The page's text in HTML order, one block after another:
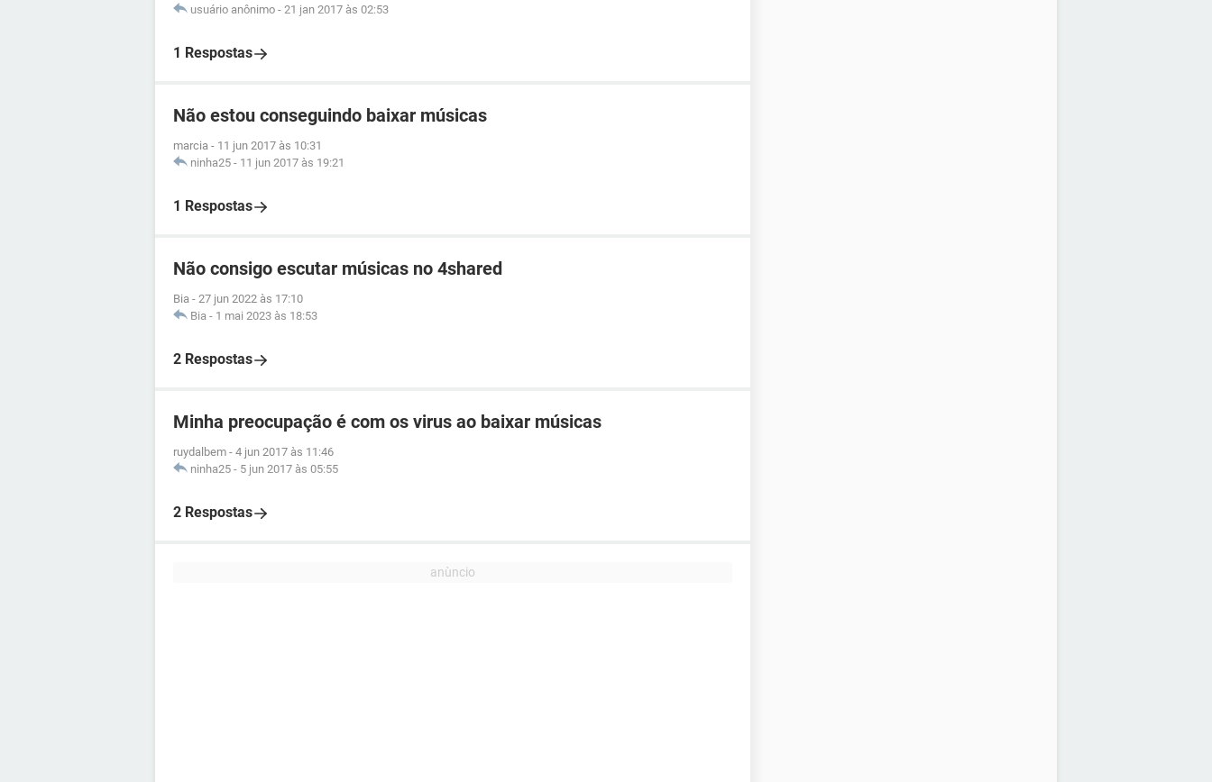
usuário anônimo - 21 jan 2017 às 02:53
1 Respostas
Não estou conseguindo baixar músicas
marcia - 11 jun 2017 às 10:31
ninha25 - 11 jun 2017 às 19:21
1 Respostas
Não consigo escutar músicas no 4shared
Bia - 27 jun 2022 às 17:10
Bia - 1 mai 2023 às 18:53
2 Respostas
Minha preocupação é com os virus ao baixar músicas
ruydalbem - 4 jun 2017 às 11:46
ninha25 - 5 jun 2017 às 05:55
2 Respostas